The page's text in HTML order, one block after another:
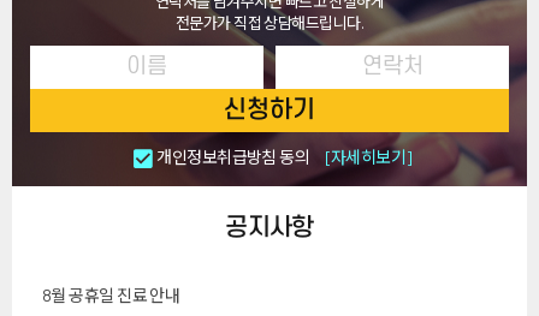
공지사항
8월 공휴일 진료 안내
전문가가 직접 상담해드립니다.
신청하기
개인정보취급방침 동의 [자세히보기]